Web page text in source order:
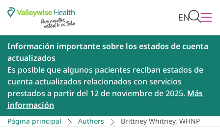
EN
Información importante sobre los estados de cuenta
actualizados
Es posible que algunos pacientes reciban estados de
cuenta actualizados relacionados con servicios
prestados a partir del 12 de noviembre de 2025. Más
información
Página principal Authors Brittney Whitney, WHNP